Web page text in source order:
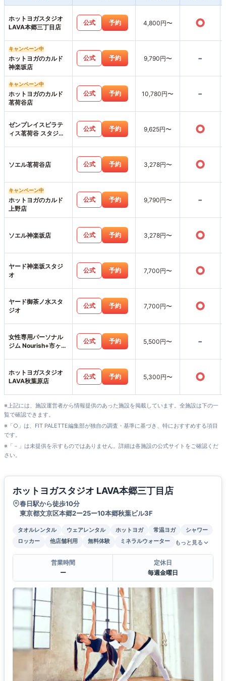
ホットヨガスタジオ
LAVA本郷三丁目店
公式 予約 4,800円〜 ○
キャンペーン中
ホットヨガのカルド
神楽坂店
公式 予約 9,790円〜 -
キャンペーン中
ホットヨガのカルド
茗荷谷店
公式 予約 10,780円〜 -
ゼンプレイスピラテ
ィス茗荷谷 スタジオ
公式 予約 9,625円〜 ○
ソエル茗荷谷店 公式 予約 3,278円〜 ○
キャンペーン中
ホットヨガのカルド
上野店
公式 予約 9,790円〜 -
ソエル神楽坂店 公式 予約 3,278円〜 ○
ヤード神楽坂スタジ
オ
公式 予約 7,700円〜 ○
ヤード御茶ノ水スタ
ジオ
公式 予約 7,700円〜 ○
女性専用パーソナル
ジム Nourish+市ヶ谷
公式 予約 5,500円〜 -
ホットヨガスタジオ
LAVA秋葉原店
公式 予約 5,300円〜 ○
※上記には、施設運営者から情報提供のあった施設を掲載しています。全施設は下の一
覧で確認できます。
※「○」は、FIT PALETTE編集部が独自の調査・基準に基づき、特におすすめする項目
です。
※「－」は未提供を示すものではありません。詳細は各施設の公式サイトをご確認くだ
さい。
ホットヨガスタジオ LAVA本郷三丁目店
春日駅から徒歩10分
東京都文京区本郷2ー25ー10本郷秋葉ビル3F
タオルレンタル ウェアレンタル ホットヨガ 常温ヨガ
シャワー
ロッカー
他店舗利用 無料体験 ミネラルウォーター もっと見る
営業時間
ー
定休日
毎週金曜日